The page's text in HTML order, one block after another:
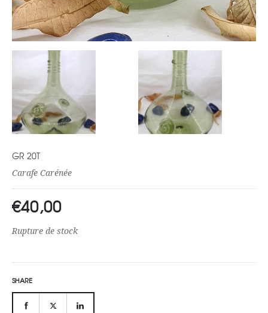
GR 20T
Carafe Carénée
€40,00
Rupture de stock
SHARE